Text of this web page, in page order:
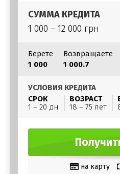
СУММА КРЕДИТА
1 000 – 12 000 грн
Берете
1 000
Возвращаете
1 000.7
УСЛОВИЯ КРЕДИТА
СРОК
1 – 20 дн
ВОЗРАСТ
18 – 75 лет
на карту